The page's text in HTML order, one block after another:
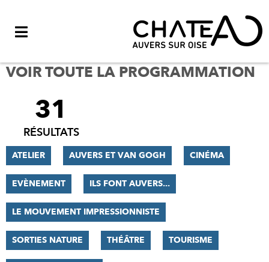
VOIR TOUTE LA PROGRAMMATION
FILTRER
RÉSULTATS
31
RÉSULTATS
ATELIER AUVERS ET VAN GOGH CINÉMA
EVÈNEMENT ILS FONT AUVERS...
LE MOUVEMENT IMPRESSIONNISTE
SORTIES NATURE THÉÂTRE TOURISME